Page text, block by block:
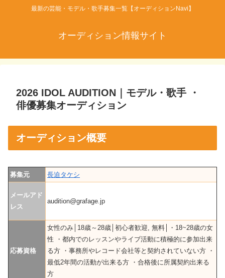
最新の芸能・モデル・歌手募集一覧【オーディションNavi】
オーディション情報サイト
2026 IDOL AUDITION｜モデル・歌手 ・
俳優募集オーディション
オーディション概要
募集元 長迫タケシ
メールアド
レス
audition@grafage.jp
応募資格
女性のみ│18歳～28歳│初心者歓迎, 無料│・18~28歳の女
性 ・都内でのレッスンやライブ活動に積極的に参加出来
る方 ・事務所やレコード会社等と契約されていない方 ・
最低2年間の活動が出来る方 ・合格後に所属契約出来る
方